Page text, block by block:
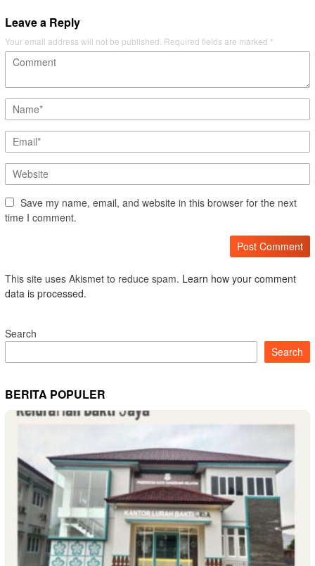
Leave a Reply
Your email address will not be published. Required fields are marked *
Save my name, email, and website in this browser for the next
time I comment.
This site uses Akismet to reduce spam. Learn how your comment
data is processed.
Search
Search
BERITA POPULER